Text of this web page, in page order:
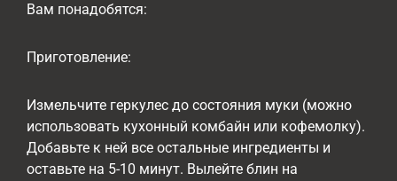
Вам понадобятся:
Приготовление:
Измельчите геркулес до состояния муки (можно
использовать кухонный комбайн или кофемолку).
Добавьте к ней все остальные ингредиенты и
оставьте на 5-10 минут. Вылейте блин на